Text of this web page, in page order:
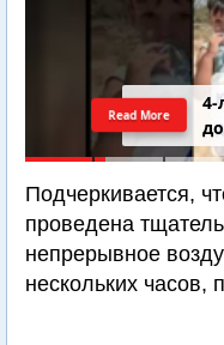
4-
Read More
Подчеркивается,
проведена
непрерывное
нескольких часов,